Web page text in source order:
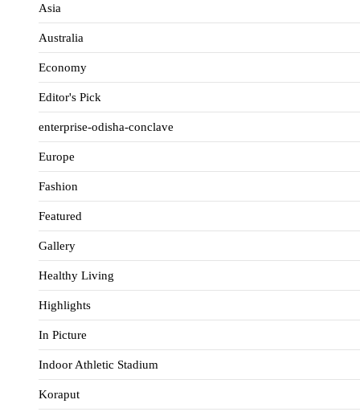
Asia
Australia
Economy
Editor's Pick
enterprise-odisha-conclave
Europe
Fashion
Featured
Gallery
Healthy Living
Highlights
In Picture
Indoor Athletic Stadium
Koraput